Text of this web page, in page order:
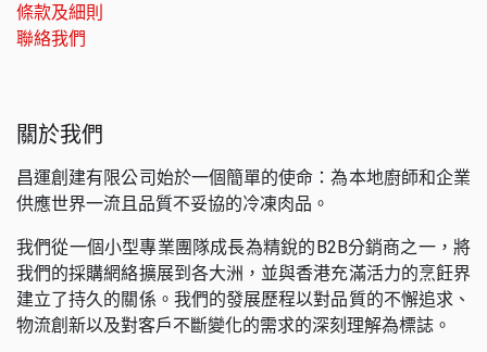
條款及細則
聯絡我們
關於我們
昌運創建有限公司始於一個簡單的使命：為本地廚師和企業
供應世界一流且品質不妥協的冷凍肉品。
我們從一個小型專業團隊成長為精銳的B2B分銷商之一，將
我們的採購網絡擴展到各大洲，並與香港充滿活力的烹飪界
建立了持久的關係。我們的發展歷程以對品質的不懈追求、
物流創新以及對客戶不斷變化的需求的深刻理解為標誌。